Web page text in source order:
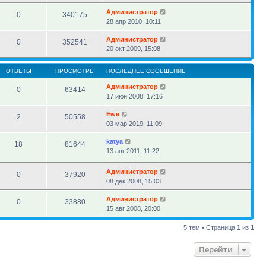
0 340175
Администратор
28 апр 2010, 10:11
0 352541
Администратор
20 окт 2009, 15:08
ОТВЕТЫ ПРОСМОТРЫ ПОСЛЕДНЕЕ СООБЩЕНИЕ
0 63414
Администратор
17 июн 2008, 17:16
2 50558
Ewe
03 мар 2019, 11:09
18 81644
katya
13 авг 2011, 11:22
0 37920
Администратор
08 дек 2008, 15:03
0 33880
Администратор
15 авг 2008, 20:00
5 тем • Страница 1 из 1
Перейти